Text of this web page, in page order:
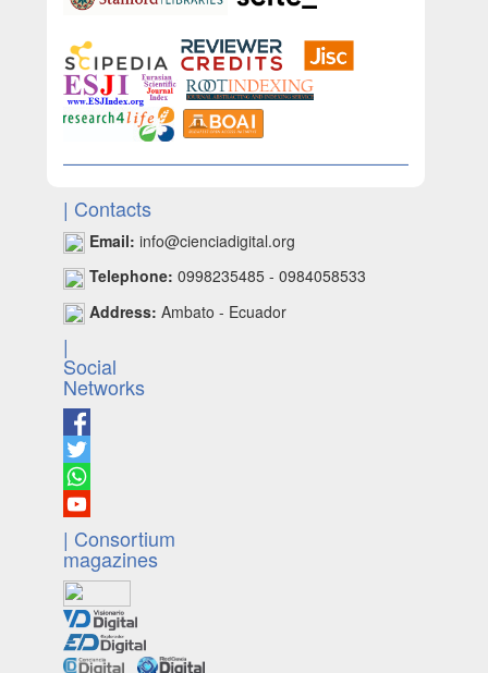
| Contacts
Email: info@cienciadigital.org
Telephone: 0998235485 - 0984058533
Address: Ambato - Ecuador
|
Social
Networks
| Consortium
magazines